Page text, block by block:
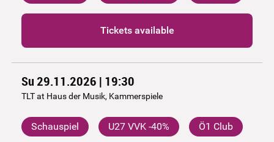
Tickets available
Su 29.11.2026 | 19:30
TLT at Haus der Musik, Kammerspiele
Schauspiel U27 VVK -40% Ö1 Club